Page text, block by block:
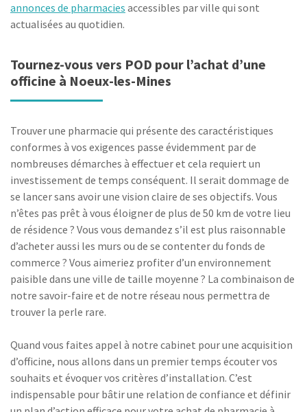
annonces de pharmacies accessibles par ville qui sont
actualisées au quotidien.
Tournez-vous vers POD pour l’achat d’une
officine à Noeux-les-Mines
Trouver une pharmacie qui présente des caractéristiques
conformes à vos exigences passe évidemment par de
nombreuses démarches à effectuer et cela requiert un
investissement de temps conséquent. Il serait dommage de
se lancer sans avoir une vision claire de ses objectifs. Vous
n’êtes pas prêt à vous éloigner de plus de 50 km de votre lieu
de résidence ? Vous vous demandez s’il est plus raisonnable
d’acheter aussi les murs ou de se contenter du fonds de
commerce ? Vous aimeriez profiter d’un environnement
paisible dans une ville de taille moyenne ? La combinaison de
notre savoir-faire et de notre réseau nous permettra de
trouver la perle rare.
Quand vous faites appel à notre cabinet pour une acquisition
d’officine, nous allons dans un premier temps écouter vos
souhaits et évoquer vos critères d’installation. C’est
indispensable pour bâtir une relation de confiance et définir